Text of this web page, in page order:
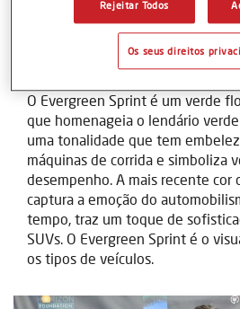
Jan 09, 2025 13:42
Axalta apresenta o
Cor Automotiva Global de
O Evergreen Sprint é um verde
que homenageia o lendário
uma tonalidade que tem
máquinas de corrida e simboliza
desempenho. A mais recente cor
captura a emoção do
tempo, traz um toque de
SUVs. O Evergreen Sprint é o
os tipos de veículos.
Rejeitar Todos
Os seus direitos